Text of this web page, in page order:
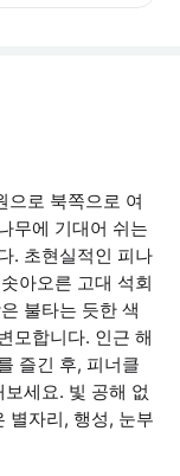
으로 북쪽으로 여
무에 기대어 쉬는
. 초현실적인 피나
아오른 고대 석회
불타는 듯한 색
모합니다. 인근 해
즐긴 후, 피너클
세요. 빛 공해 없
별자리, 행성, 눈부